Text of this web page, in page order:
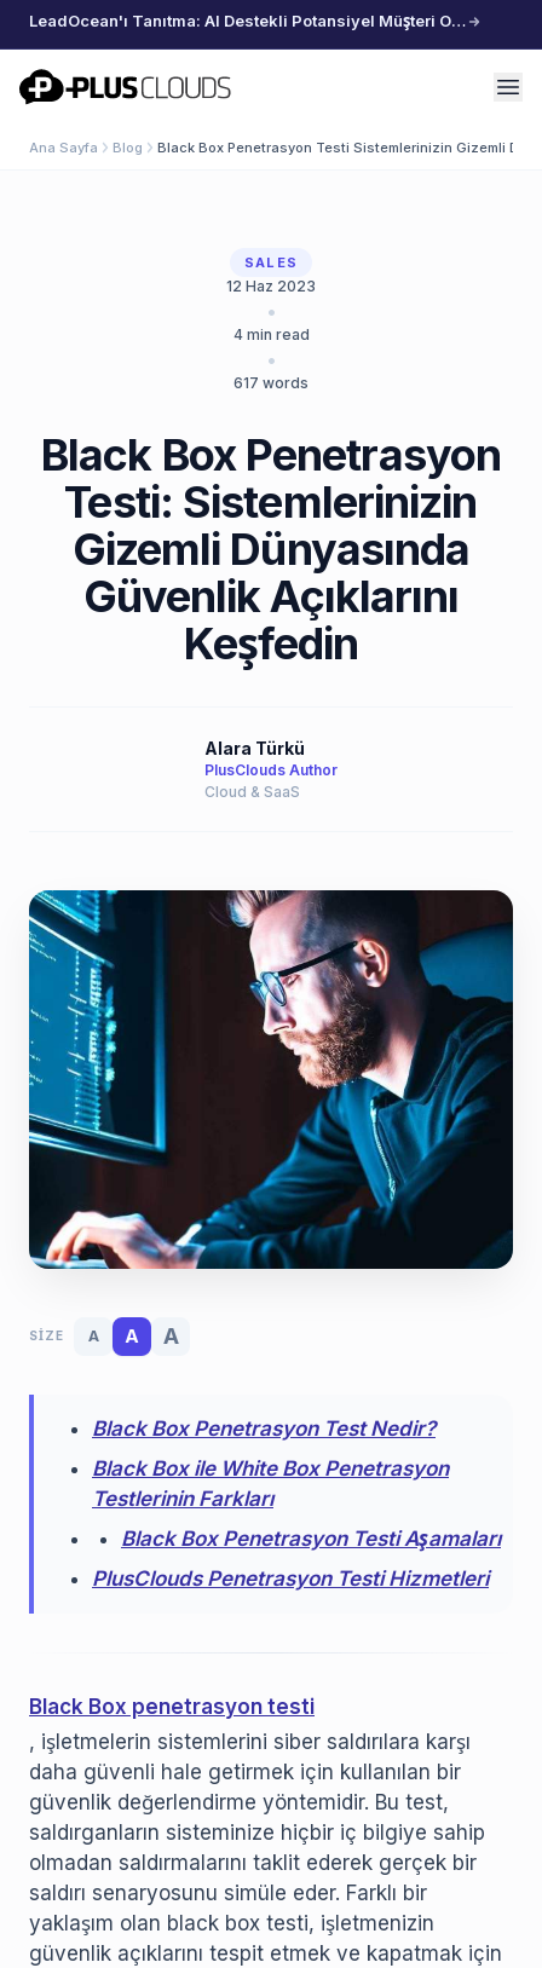
LeadOcean'ı Tanıtma: AI Destekli Potansiyel Müşteri Oluşturma, Özenle Seçilmiş Veriler, Zahmetsiz Büyüme
PlusClouds
Ana Sayfa Blog Black Box Penetrasyon Testi Sistemlerinizin Gizemli
SALES
12 Haz 2023
•
4min read
•
617 words
Black Box Penetrasyon
Testi: Sistemlerinizin
Gizemli Dünyasında
Güvenlik Açıklarını
Keşfedin
Alara Türkü
PlusClouds Author
Cloud & SaaS
SIZE A A A
Black Box Penetrasyon Test Nedir?
Black Box ile White Box Penetrasyon
Testlerinin Farkları
Black Box Penetrasyon Testi Aşamaları
PlusClouds Penetrasyon Testi Hizmetleri
Black Box penetrasyon testi
, işletmelerin sistemlerini siber saldırılara karşı
daha güvenli hale getirmek için kullanılan bir
güvenlik değerlendirme yöntemidir. Bu test,
saldırganların sisteminize hiçbir iç bilgiye sahip
olmadan saldırmalarını taklit ederek gerçek bir
saldırı senaryosunu simüle eder. Farklı bir
yaklaşım olan black box testi, işletmenizin
güvenlik açıklarını tespit etmek ve kapatmak için